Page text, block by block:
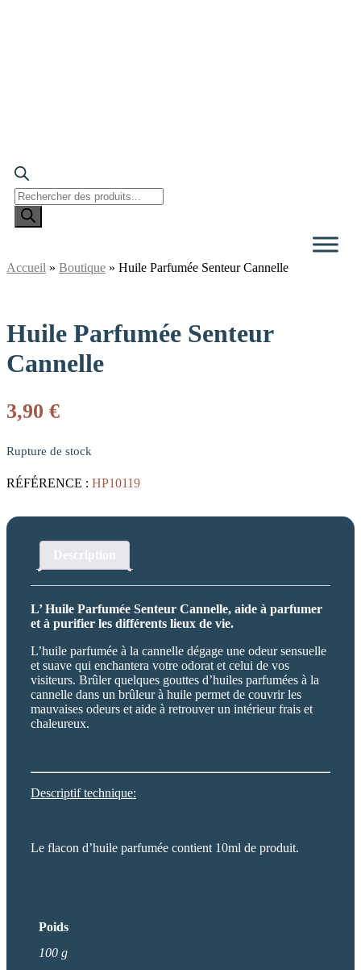
Recherche
de
Accueil » Boutique » Huile Parfumée Senteur Cannelle
Huile Parfumée Senteur
Cannelle
3,90 €
Rupture de stock
RÉFÉRENCE : HP10119
Description
L’ Huile Parfumée Senteur Cannelle, aide à parfumer
et à purifier les différents lieux de vie.
L’huile parfumée à la cannelle dégage une odeur sensuelle
et suave qui enchantera votre odorat et celui de vos
visiteurs. Brûler quelques gouttes d’huiles parfumées à la
cannelle dans un brûleur à huile permet de couvrir les
mauvaises odeurs et aide à retrouver un intérieur frais et
chaleureux.
Descriptif technique:
Le flacon d’huile parfumée contient 10ml de produit.
Poids
100 g